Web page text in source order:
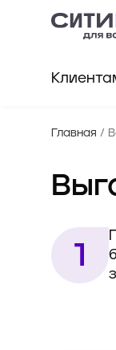
Главная /